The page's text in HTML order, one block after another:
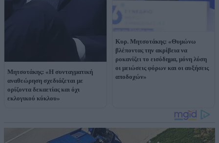
Μητσοτάκης: «Η συνταγματική
αναθεώρηση σχεδιάζεται με
ορίζοντα δεκαετίας και όχι
εκλογικού κύκλου»
Κυρ. Μητσοτάκης: «Θυμώνω
βλέποντας την ακρίβεια να
ροκανίζει το εισόδημα, μόνη λύση
οι μειώσεις φόρων και οι αυξήσεις
αποδοχών»